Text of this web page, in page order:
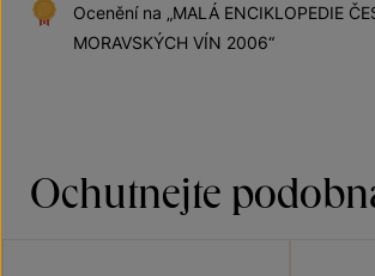
Ocenění na „MALÁ ENCIKLOPEDIE
MORAVSKÝCH VÍN 2006“
Ochutnejte